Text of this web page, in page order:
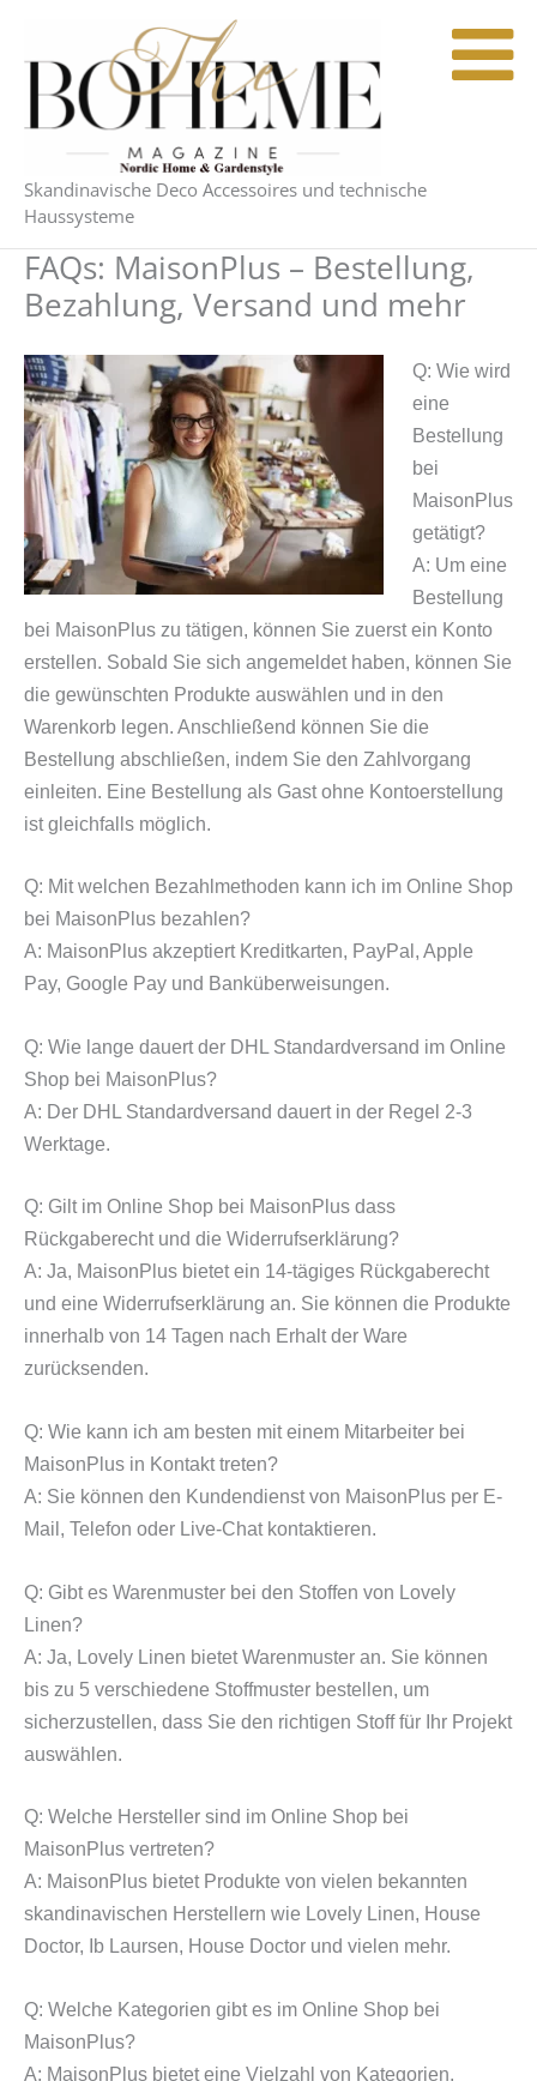
springen
Skandinavische Deco Accessoires und technische
Haussysteme
FAQs: MaisonPlus – Bestellung,
Bezahlung, Versand und mehr
Q: Wie wird
eine
Bestellung
bei
MaisonPlus
getätigt?
A: Um eine
Bestellung
bei MaisonPlus zu tätigen, können Sie zuerst ein Konto
erstellen. Sobald Sie sich angemeldet haben, können Sie
die gewünschten Produkte auswählen und in den
Warenkorb legen. Anschließend können Sie die
Bestellung abschließen, indem Sie den Zahlvorgang
einleiten. Eine Bestellung als Gast ohne Kontoerstellung
ist gleichfalls möglich.
Q: Mit welchen Bezahlmethoden kann ich im Online Shop
bei MaisonPlus bezahlen?
A: MaisonPlus akzeptiert Kreditkarten, PayPal, Apple
Pay, Google Pay und Banküberweisungen.
Q: Wie lange dauert der DHL Standardversand im Online
Shop bei MaisonPlus?
A: Der DHL Standardversand dauert in der Regel 2-3
Werktage.
Q: Gilt im Online Shop bei MaisonPlus dass
Rückgaberecht und die Widerrufserklärung?
A: Ja, MaisonPlus bietet ein 14-tägiges Rückgaberecht
und eine Widerrufserklärung an. Sie können die Produkte
innerhalb von 14 Tagen nach Erhalt der Ware
zurücksenden.
Q: Wie kann ich am besten mit einem Mitarbeiter bei
MaisonPlus in Kontakt treten?
A: Sie können den Kundendienst von MaisonPlus per E-
Mail, Telefon oder Live-Chat kontaktieren.
Q: Gibt es Warenmuster bei den Stoffen von Lovely
Linen?
A: Ja, Lovely Linen bietet Warenmuster an. Sie können
bis zu 5 verschiedene Stoffmuster bestellen, um
sicherzustellen, dass Sie den richtigen Stoff für Ihr Projekt
auswählen.
Q: Welche Hersteller sind im Online Shop bei
MaisonPlus vertreten?
A: MaisonPlus bietet Produkte von vielen bekannten
skandinavischen Herstellern wie Lovely Linen, House
Doctor, Ib Laursen, House Doctor und vielen mehr.
Q: Welche Kategorien gibt es im Online Shop bei
MaisonPlus?
A: MaisonPlus bietet eine Vielzahl von Kategorien,